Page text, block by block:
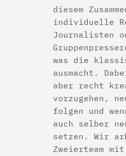
diesem
individuelle
Journalisten
was die
ausmacht.
aber recht
vorzugehen,
folgen und
auch selber
setzen. Wir
Zweierteam